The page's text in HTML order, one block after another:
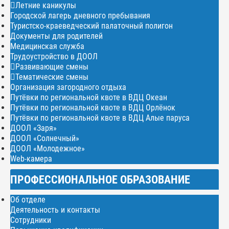
Летние каникулы
Городской лагерь дневного пребывания
Туристско-краеведческий палаточный полигон
Документы для родителей
Медицинская служба
Трудоустройство в ДООЛ
Развивающие смены
Тематические смены
Организация загородного отдыха
Путёвки по региональной квоте в ВДЦ Океан
Путёвки по региональной квоте в ВДЦ Орлёнок
Путёвки по региональной квоте в ВДЦ Алые паруса
ДООЛ «Заря»
ДООЛ «Солнечный»
ДООЛ «Молодежное»
Web-камера
ПРОФЕССИОНАЛЬНОЕ ОБРАЗОВАНИЕ
Об отделе
Деятельность и контакты
Сотрудники